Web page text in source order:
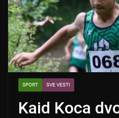
SPORT SVE VESTI
Kaid Koca